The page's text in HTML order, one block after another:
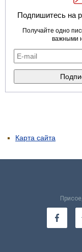
Подпишитесь на
Получайте одно
важными
Карта сайта